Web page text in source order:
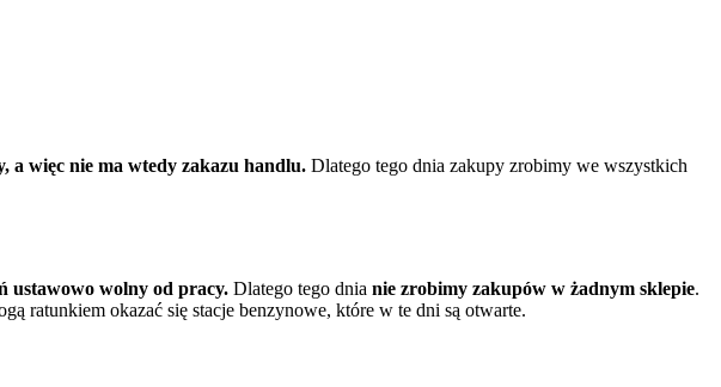
a więc nie ma wtedy zakazu handlu. Dlatego tego dnia zakupy zrobimy we wszystkich
ustawowo wolny od pracy. Dlatego tego dnia nie zrobimy zakupów w żadnym sklepie.
ratunkiem okazać się stacje benzynowe, które w te dni są otwarte.